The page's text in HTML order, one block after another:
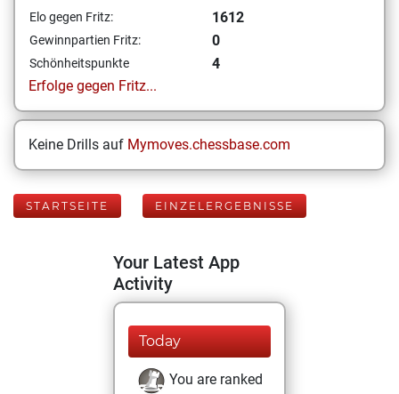
Elo gegen Fritz: 1612
Gewinnpartien Fritz: 0
Schönheitspunkte
4
Erfolge gegen Fritz...
Keine Drills auf Mymoves.chessbase.com
STARTSEITE EINZELERGEBNISSE
Your Latest App
Activity
Today
You are ranked